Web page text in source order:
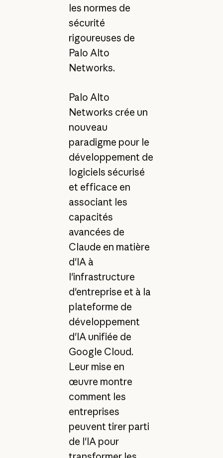
les normes de
sécurité
rigoureuses de
Palo Alto
Networks.
Palo Alto
Networks crée un
nouveau
paradigme pour le
développement de
logiciels sécurisé
et efficace en
associant les
capacités
avancées de
Claude en matière
d'IA à
l'infrastructure
d'entreprise et à la
plateforme de
développement
d'IA unifiée de
Google Cloud.
Leur mise en
œuvre montre
comment les
entreprises
peuvent tirer parti
de l'IA pour